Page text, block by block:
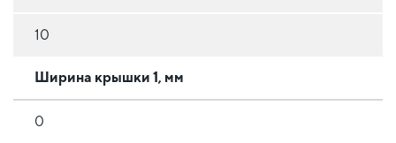
10
Ширина крышки 1, мм
0